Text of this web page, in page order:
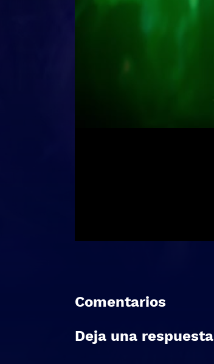
Comentarios
Deja una respuesta